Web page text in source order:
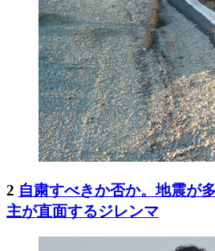
2 自粛すべきか否か。地震が
主が直面するジレンマ